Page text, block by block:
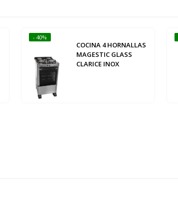
COCINA 4 HORNALLAS
MAGESTIC GLASS
CLARICE INOX
- 40%